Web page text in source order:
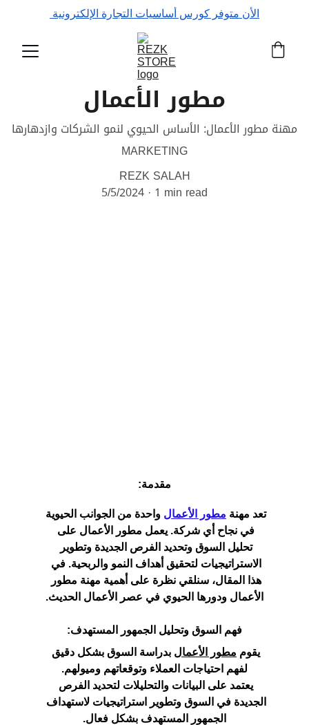
الأن متوفر كورس أساسيات التجارة الإلكترونية
مطور الأعمال
مهنة مطور الأعمال: الأساس الحيوي لنمو الشركات وازدهارها
MARKETING
REZK SALAH
5/5/2024 1 min read
مقدمة:
تعد مهنة مطور الأعمال واحدة من الجوانب الحيوية
في نجاح أي شركة. يعمل مطور الأعمال على
تحليل السوق وتحديد الفرص الجديدة وتطوير
الاستراتيجيات لتحقيق أهداف النمو والربحية. في
هذا المقال، سنلقي نظرة على أهمية مهنة مطور
الأعمال ودورها الحيوي في عصر الأعمال الحديث.
فهم السوق وتحليل الجمهور المستهدف:
يقوم مطور الأعمال بدراسة السوق بشكل دقيق
لفهم احتياجات العملاء وتوقعاتهم وميولهم.
يعتمد على البيانات والتحليلات لتحديد الفرص
الجديدة في السوق وتطوير استراتيجيات لاستهداف
الجمهور المستهدف بشكل فعال.